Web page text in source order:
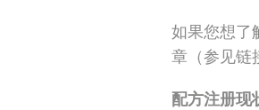
如果您想了
章（参见链
配方注册现